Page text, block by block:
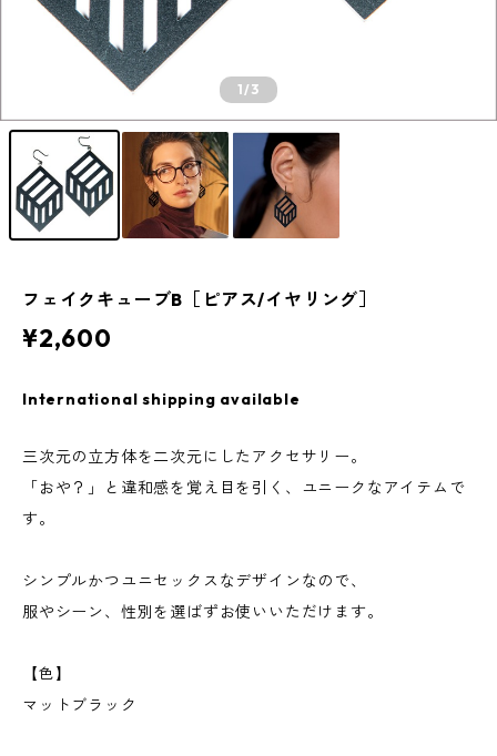
1/3
フェイクキューブB［ピアス/イヤリング］
¥2,600
International shipping available
三次元の立方体を二次元にしたアクセサリー。
「おや？」と違和感を覚え目を引く、ユニークなアイテムで
す。
シンプルかつユニセックスなデザインなので、
服やシーン、性別を選ばずお使いいただけます。
【色】
マットブラック